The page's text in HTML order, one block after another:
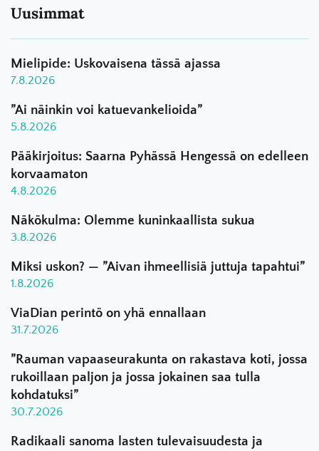
Uusimmat
Mielipide: Uskovaisena tässä ajassa
7.8.2026
”Ai näinkin voi katuevankelioida”
5.8.2026
Pääkirjoitus: Saarna Pyhässä Hengessä on edelleen
korvaamaton
4.8.2026
Näkökulma: Olemme kuninkaallista sukua
3.8.2026
Miksi uskon? — ”Aivan ihmeellisiä juttuja tapahtui”
1.8.2026
ViaDian perintö on yhä ennallaan
31.7.2026
”Rauman vapaaseurakunta on rakastava koti, jossa
rukoillaan paljon ja jossa jokainen saa tulla
kohdatuksi”
30.7.2026
Radikaali sanoma lasten tulevaisuudesta ja